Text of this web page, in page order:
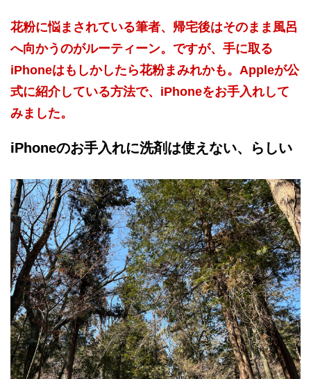
花粉に悩まされている筆者、帰宅後はそのまま風呂
へ向かうのがルーティーン。ですが、手に取る
iPhoneはもしかしたら花粉まみれかも。Appleが公
式に紹介している方法で、iPhoneをお手入れして
みました。
iPhoneのお手入れに洗剤は使えない、らしい